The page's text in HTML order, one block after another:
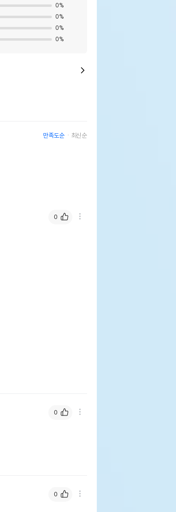
0%
0%
0%
0%
만족도순 최신순
0
0
0